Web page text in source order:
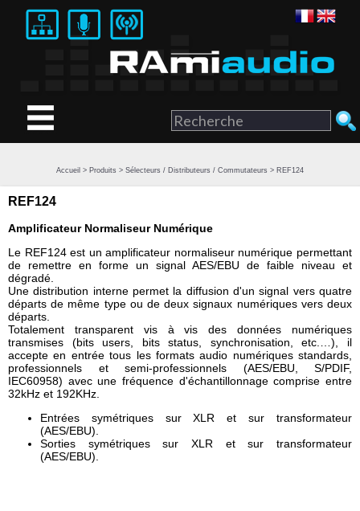
Accueil > Produits > Sélecteurs / Distributeurs / Commutateurs > REF124
REF124
Amplificateur Normaliseur Numérique
Le REF124 est un amplificateur normaliseur numérique permettant
de remettre en forme un signal AES/EBU de faible niveau et
dégradé.
Une distribution interne permet la diffusion d'un signal vers quatre
départs de même type ou de deux signaux numériques vers deux
départs.
Totalement transparent vis à vis des données numériques
transmises (bits users, bits status, synchronisation, etc.…), il
accepte en entrée tous les formats audio numériques standards,
professionnels et semi-professionnels (AES/EBU, S/PDIF,
IEC60958) avec une fréquence d'échantillonnage comprise entre
32kHz et 192KHz.
Entrées symétriques sur XLR et sur transformateur
(AES/EBU).
Sorties symétriques sur XLR et sur transformateur
(AES/EBU).